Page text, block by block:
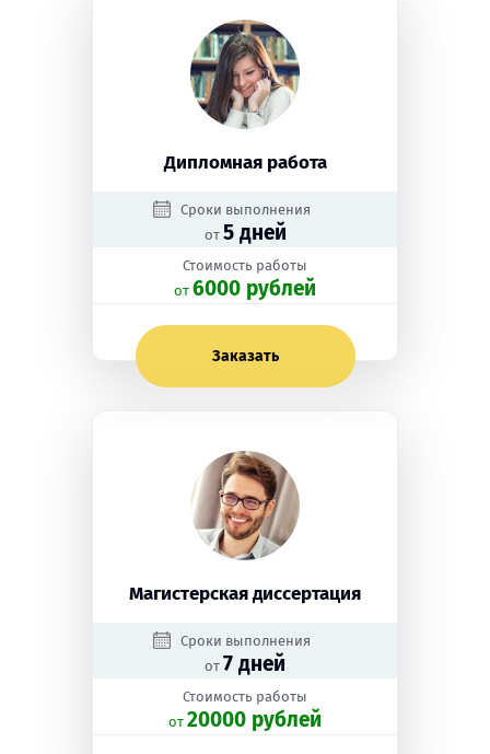
Дипломная работа
Сроки выполнения
от 5 дней
Стоимость работы
oт 6000 рублей
Заказать
Магистерская диссертация
Сроки выполнения
от 7 дней
Стоимость работы
oт 20000 рублей